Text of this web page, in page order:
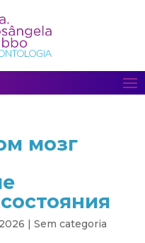
мозг
| Sem categoria